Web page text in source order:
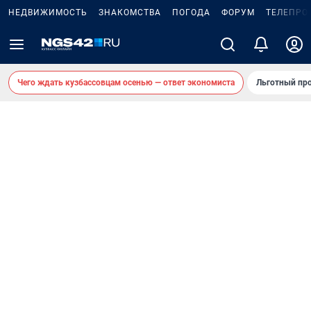
НЕДВИЖИМОСТЬ ЗНАКОМСТВА ПОГОДА ФОРУМ
Чего ждать кузбассовцам осенью — ответ экономиста Льготный